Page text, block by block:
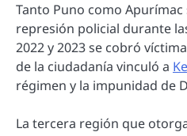
Tanto Puno como
represión policial durante
2022 y 2023 se cobró
de la ciudadanía vinculó a
régimen y la impunidad de
La tercera región que